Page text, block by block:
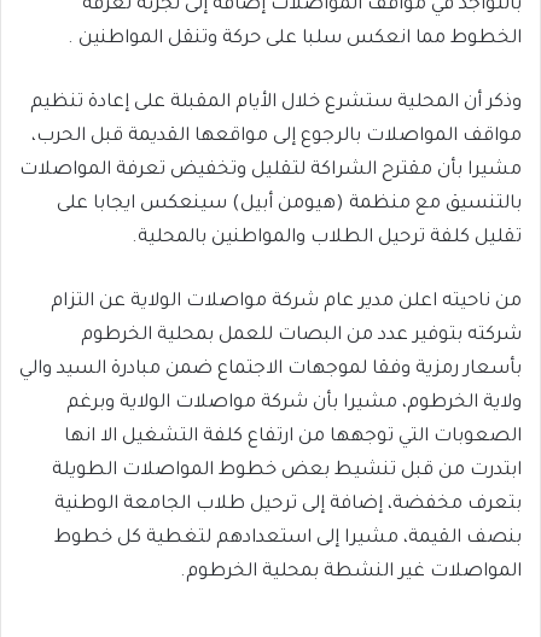
بالتواجد في مواقف المواصلات إضافة إلى تجزئة تعرفة
الخطوط مما انعكس سلبا على حركة وتنقل المواطنين .
وذكر أن المحلية ستشرع خلال الأيام المقبلة على إعادة تنظيم
مواقف المواصلات بالرجوع إلى مواقعها القديمة قبل الحرب،
مشيرا بأن مقترح الشراكة لتقليل وتخفيض تعرفة المواصلات
بالتنسيق مع منظمة (هيومن أبيل) سينعكس ايجابا على
تقليل كلفة ترحيل الطلاب والمواطنين بالمحلية.
من ناحيته اعلن مدير عام شركة مواصلات الولاية عن التزام
شركته بتوفير عدد من البصات للعمل بمحلية الخرطوم
بأسعار رمزية وفقا لموجهات الاجتماع ضمن مبادرة السيد والي
ولاية الخرطوم، مشيرا بأن شركة مواصلات الولاية وبرغم
الصعوبات التي توجهها من ارتفاع كلفة التشغيل الا انها
ابتدرت من قبل تنشيط بعض خطوط المواصلات الطويلة
بتعرف مخفضة، إضافة إلى ترحيل طلاب الجامعة الوطنية
بنصف القيمة، مشيرا إلى استعدادهم لتغطية كل خطوط
المواصلات غير النشطة بمحلية الخرطوم.